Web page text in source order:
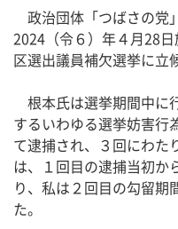
政治団体「つばさの党
2024（令６）年４月28
区選出議員補欠選挙に立
根本氏は選挙期間中に
するいわゆる選挙妨害行
て逮捕され、３回にわた
は、１回目の逮捕当初か
り、私は２回目の勾留期
た。